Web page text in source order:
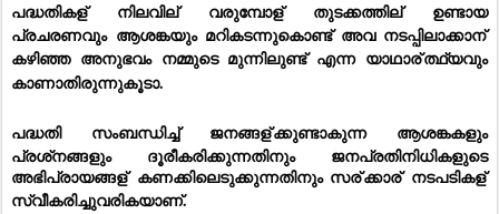
പദ്ധതികള് നിലവില് വരുമ്പോള് തുടക്കത്തില് ഉണ്ടായ
പ്രചരണവും ആശങ്കയും മറികടന്നുകൊണ്ട് അവ നടപ്പിലാക്കാന്
കഴിഞ്ഞ അനുഭവം നമ്മുടെ മുന്നിലുണ്ട് എന്ന യാഥാര്ത്ഥ്യവും
കാണാതിരുന്നുകൂടാ.
പദ്ധതി സംബന്ധിച്ച് ജനങ്ങള്ക്കുണ്ടാകുന്ന ആശങ്കകളും
പ്രശ്‌നങ്ങളും ദൂരീകരിക്കുന്നതിനും ജനപ്രതിനിധികളുടെ
അഭിപ്രായങ്ങള് കണക്കിലെടുക്കുന്നതിനും സര്ക്കാര് നടപടികള്
സ്വീകരിച്ചുവരികയാണ്.